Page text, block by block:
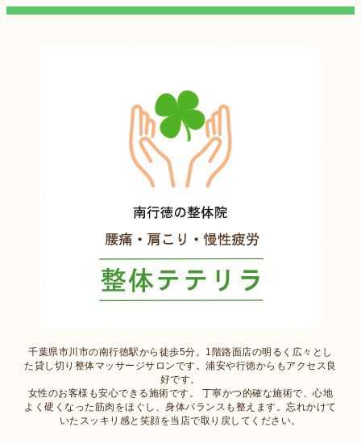
千葉県市川市の南行徳駅から徒歩5分。1階路面店の明るく広々とし
た貸し切り整体マッサージサロンです。浦安や行徳からもアクセス良
好です。
女性のお客様も安心できる施術です。 丁寧かつ的確な施術で、心地
よく硬くなった筋肉をほぐし、身体バランスも整えます。忘れかけて
いたスッキリ感と笑顔を当店で取り戻してください。